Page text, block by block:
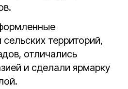
территорий,
отличались
и сделали ярмарку